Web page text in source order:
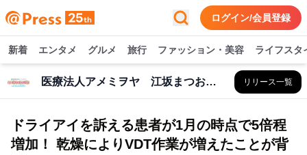
ログイン/会員登録
新着 エンタメ グルメ 旅行 ファッション・美容 ライフスタ
医療法人アメミヲヤ 江坂まつおか眼科 リリース一覧
ドライアイを訴える患者が1月の時点で5倍程
増加！ 乾燥によりVDT作業が増えたことが背